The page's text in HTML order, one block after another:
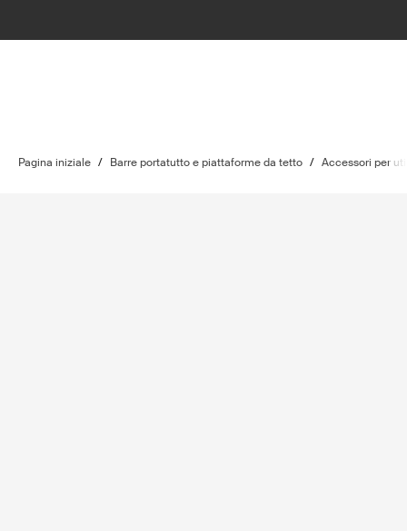
Pagina iniziale / Barre portatutto e piattaforme da tetto / Accessori per